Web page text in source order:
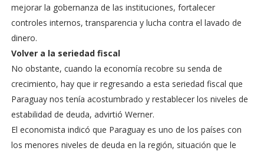
mejorar la gobernanza de las instituciones, fortalecer
controles internos, transparencia y lucha contra el lavado de
dinero.
Volver a la seriedad fiscal
No obstante, cuando la economía recobre su senda de
crecimiento, hay que ir regresando a esta seriedad fiscal que
Paraguay nos tenía acostumbrado y restablecer los niveles de
estabilidad de deuda, advirtió Werner.
El economista indicó que Paraguay es uno de los países con
los menores niveles de deuda en la región, situación que le